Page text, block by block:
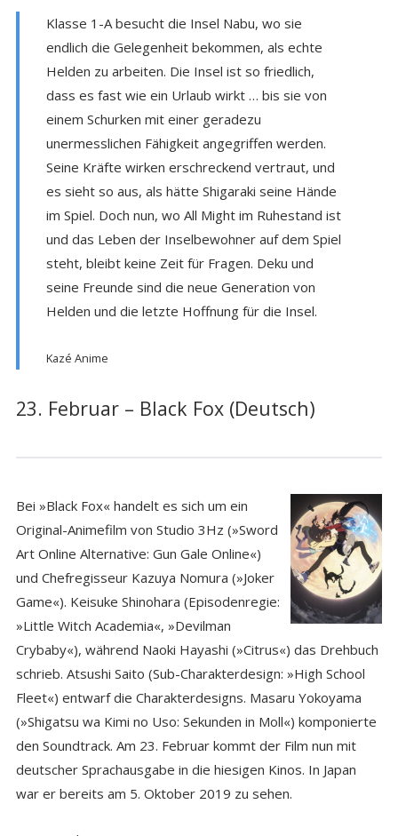
Klasse 1-A besucht die Insel Nabu, wo sie
endlich die Gelegenheit bekommen, als echte
Helden zu arbeiten. Die Insel ist so friedlich,
dass es fast wie ein Urlaub wirkt … bis sie von
einem Schurken mit einer geradezu
unermesslichen Fähigkeit angegriffen werden.
Seine Kräfte wirken erschreckend vertraut, und
es sieht so aus, als hätte Shigaraki seine Hände
im Spiel. Doch nun, wo All Might im Ruhestand ist
und das Leben der Inselbewohner auf dem Spiel
steht, bleibt keine Zeit für Fragen. Deku und
seine Freunde sind die neue Generation von
Helden und die letzte Hoffnung für die Insel.
Kazé Anime
23. Februar – Black Fox (Deutsch)
Bei »Black Fox« handelt es sich um ein
Original-Animefilm von Studio 3Hz (»Sword
Art Online Alternative: Gun Gale Online«)
und Chefregisseur Kazuya Nomura (»Joker
Game«). Keisuke Shinohara (Episodenregie:
»Little Witch Academia«, »Devilman
Crybaby«), während Naoki Hayashi (»Citrus«) das Drehbuch
schrieb. Atsushi Saito (Sub-Charakterdesign: »High School
Fleet«) entwarf die Charakterdesigns. Masaru Yokoyama
(»Shigatsu wa Kimi no Uso: Sekunden in Moll«) komponierte
den Soundtrack. Am 23. Februar kommt der Film nun mit
deutscher Sprachausgabe in die hiesigen Kinos. In Japan
war er bereits am 5. Oktober 2019 zu sehen.